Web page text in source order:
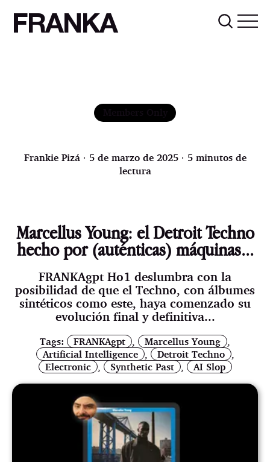
FRANKA
Frankie Pizá∙ 5 de marzo de 2025 ∙ 5 minutos de
lectura
Marcellus Young: el Detroit Techno
hecho por (auténticas) máquinas...
FRANKAgpt Ho1 deslumbra con la
posibilidad de que el Techno, con álbumes
sintéticos como este, haya comenzado su
evolución final y definitiva...
Tags: FRANKAgpt Marcellus Young
Artificial Intelligence , Detroit Techno ,
Electronic , Synthetic Past , AI Slop